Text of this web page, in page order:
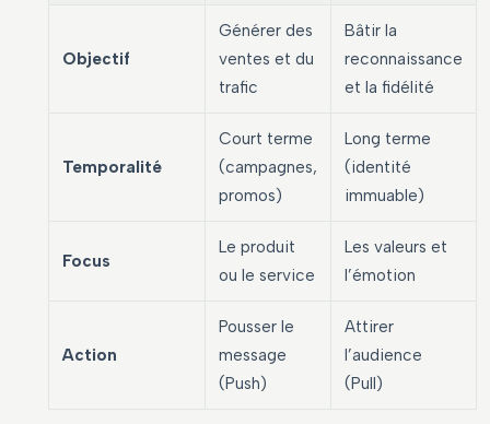
Objectif
Générer des
ventes et du
trafic
Bâtir la
reconnaissance
et la fidélité
Temporalité
Court terme
(campagnes,
promos)
Long terme
(identité
immuable)
Focus
Le produit
ou le service
Les valeurs et
l’émotion
Action
Pousser le
message
(Push)
Attirer
l’audience
(Pull)